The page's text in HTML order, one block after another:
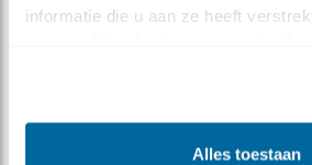
informatie die u aan ze heeft
Alles toestaan
Bijzonder ei keren